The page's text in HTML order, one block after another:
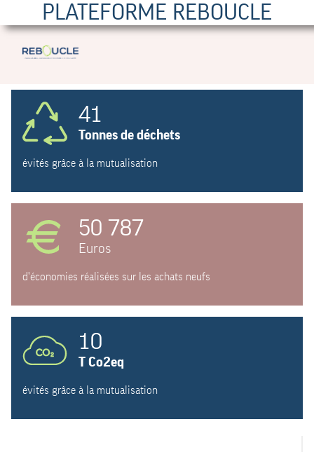
PLATEFORME REBOUCLE
41
Tonnes de déchets
évités grâce à la mutualisation
50 787
Euros
d'économies réalisées sur les achats neufs
10
T Co2eq
évités grâce à la mutualisation